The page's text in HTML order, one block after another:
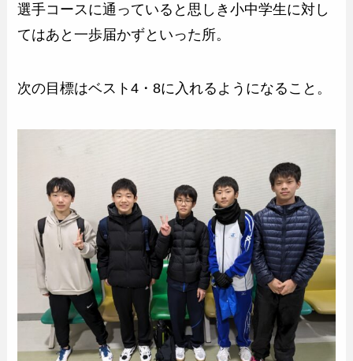
選手コースに通っていると思しき小中学生に対し
てはあと一歩届かずといった所。
次の目標はベスト4・8に入れるようになること。